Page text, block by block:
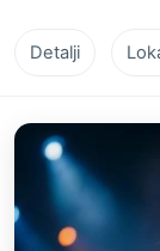
Detalji